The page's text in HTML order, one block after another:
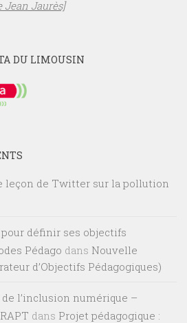
Jean Jaurès]
DU LIMOUSIN
leçon de Twitter sur la pollution
définir ses objectifs
Pédago dans Nouvelle
d’Objectifs Pédagogiques)
l’inclusion numérique –
dans Projet pédagogique :